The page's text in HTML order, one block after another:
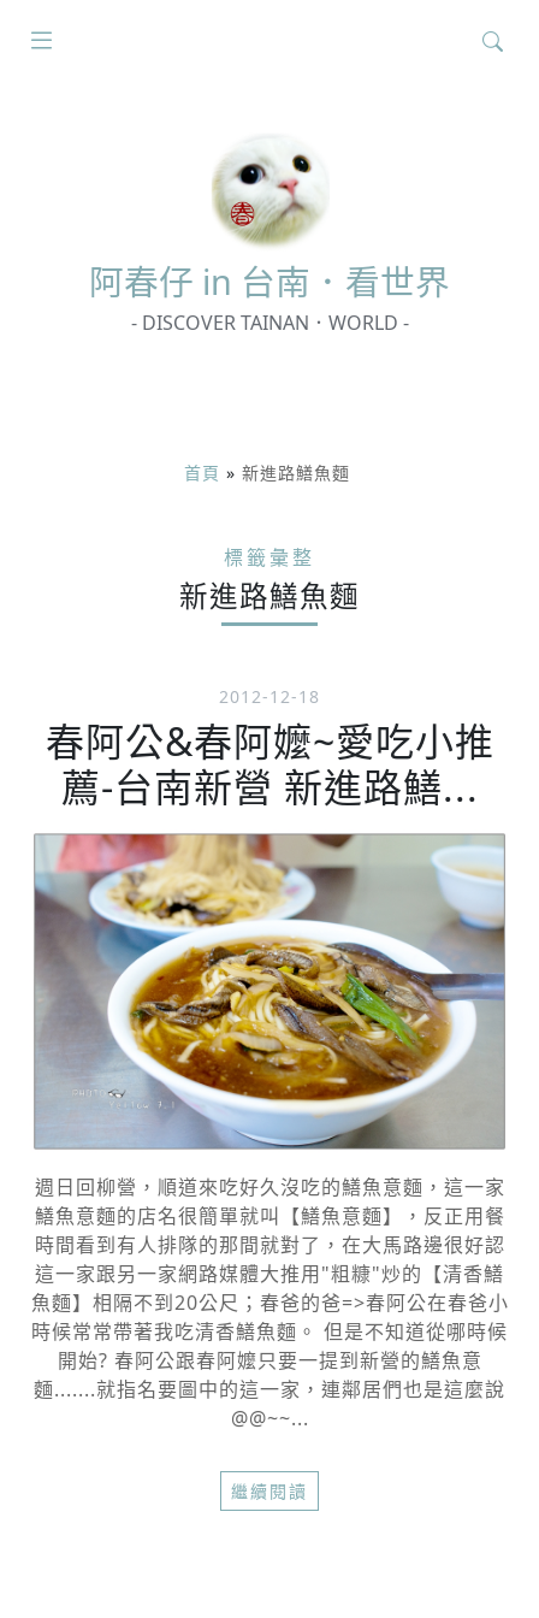
阿春仔 in 台南．看世界
- DISCOVER TAINAN．WORLD -
首頁 » 新進路鱔魚麵
標籤彙整
新進路鱔魚麵
2012-12-18
春阿公&春阿嬤~愛吃小推
薦-台南新營 新進路鱔...
週日回柳營，順道來吃好久沒吃的鱔魚意麵，這一家
鱔魚意麵的店名很簡單就叫【鱔魚意麵】，反正用餐
時間看到有人排隊的那間就對了，在大馬路邊很好認
這一家跟另一家網路媒體大推用"粗糠"炒的【清香鱔
魚麵】相隔不到20公尺；春爸的爸=>春阿公在春爸小
時候常常帶著我吃清香鱔魚麵。 但是不知道從哪時候
開始? 春阿公跟春阿嬤只要一提到新營的鱔魚意
麵.......就指名要圖中的這一家，連鄰居們也是這麼說
@@~~...
繼續閱讀